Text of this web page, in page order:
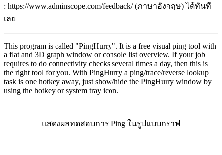
: https://www.adminscope.com/feedback/ (ภาษาอังกฤษ) ได้ทันที
เลย
This program is called "PingHurry". It is a free visual ping tool with
a flat and 3D graph window or console list overview. If your job
requires to do connectivity checks several times a day, then this is
the right tool for you. With PingHurry a ping/trace/reverse lookup
task is one hotkey away, just show/hide the PingHurry window by
using the hotkey or system tray icon.
แสดงผลทดสอบการ Ping ในรูปแบบกราฟ